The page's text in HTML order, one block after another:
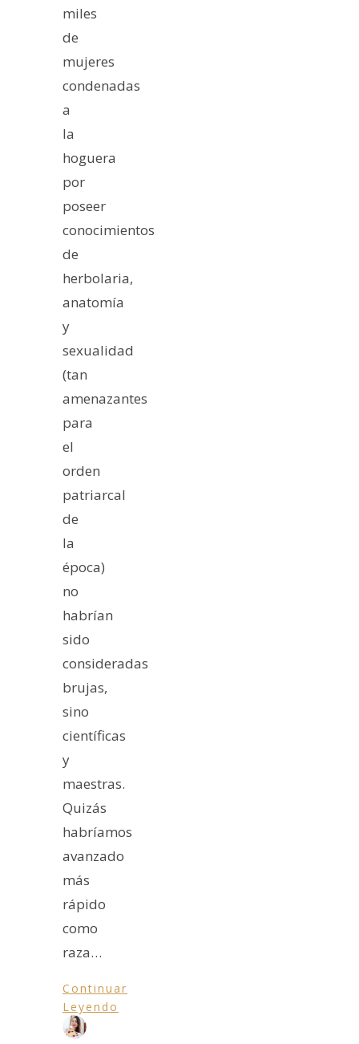
miles
de
mujeres
condenadas
a
la
hoguera
por
poseer
conocimientos
de
herbolaria,
anatomía
y
sexualidad
(tan
amenazantes
para
el
orden
patriarcal
de
la
época)
no
habrían
sido
consideradas
brujas,
sino
científicas
y
maestras.
Quizás
habríamos
avanzado
más
rápido
como
raza…
Continuar
Leyendo